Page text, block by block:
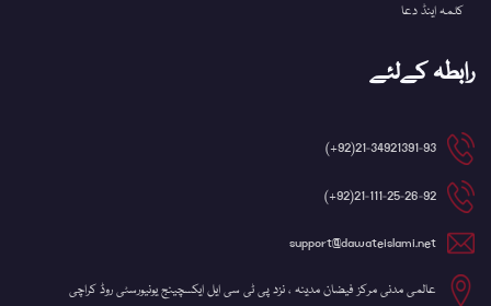
کلمہ اینڈ دعا
رابطہ کےلئے
21-34921391-93(92+)
21-111-25-26-92(92+)
support@dawateislami.net
عالمی مدنی مرکز فیضان مدینہ ، نزد پی ٹی سی ایل ایکسچینج یونیورسٹی روڈ کراچی